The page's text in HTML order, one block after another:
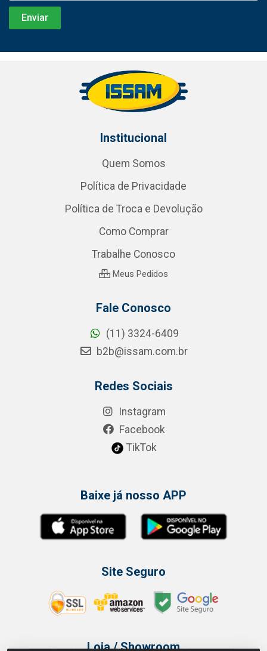
Institucional
Quem Somos
Política de Privacidade
Política de Troca e Devolução
Como Comprar
Trabalhe Conosco
Meus Pedidos
Fale Conosco
(11) 3324-6409
b2b@issam.com.br
Redes Sociais
Instagram
Facebook
TikTok
Baixe já nosso APP
Site Seguro
Loja / Showroom